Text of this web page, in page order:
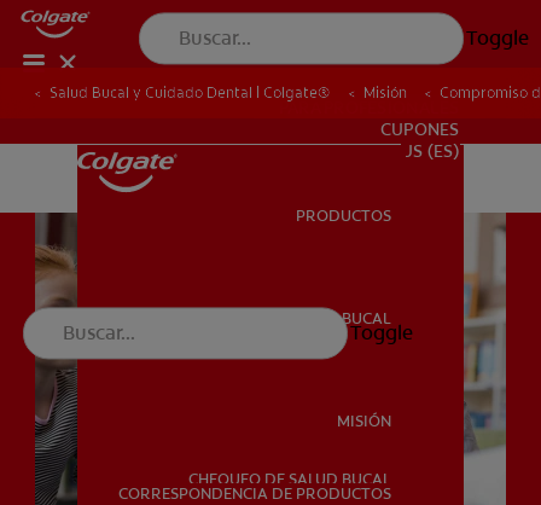
Toggle
SALUD BUCAL
PARA PROFESIONALES
CUPONES
US (ES)
PRODUCTOS
SALUD BUCAL
MISIÓN
CHEQUEO DE SALUD BUCAL
CORRESPONDENCIA DE PRODUCTOS
Toggle
Salud Bucal y Cuidado Dental | Colgate® Misión Compromiso